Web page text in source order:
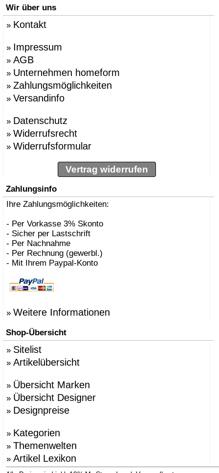
Wir über uns
» Kontakt
» Impressum
» AGB
» Unternehmen homeform
» Zahlungsmöglichkeiten
» Versandinfo
» Datenschutz
» Widerrufsrecht
» Widerrufsformular
Vertrag widerrufen
Zahlungsinfo
Ihre Zahlungsmöglichkeiten:
- Per Vorkasse 3% Skonto
- Sicher per Lastschrift
- Per Nachnahme
- Per Rechnung (gewerbl.)
- Mit Ihrem Paypal-Konto
» Weitere Informationen
Shop-Übersicht
» Sitelist
» Artikelübersicht
» Übersicht Marken
» Übersicht Designer
» Designpreise
» Kategorien
» Themenwelten
» Artikel Lexikon